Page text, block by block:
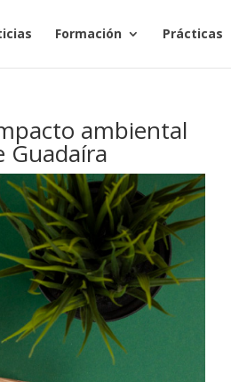
Formación Prácticas
ambiental
Guadaíra